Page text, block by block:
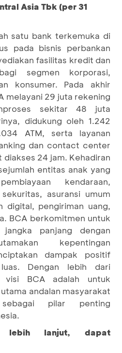
Asia Tbk (per 31
satu bank terkemuka di
pada bisnis perbankan
fasilitas kredit dan
segmen korporasi,
konsumer. Pada akhir
melayani 29 juta rekening
sekitar 48 juta
didukung oleh 1.242
ATM, serta layanan
dan contact center
diakses 24 jam. Kehadiran
entitas anak yang
kendaraan,
asuransi umum
digital, pengiriman uang,
BCA berkomitmen untuk
jangka panjang dengan
kepentingan
dampak positif
Dengan lebih dari
visi BCA adalah untuk
andalan masyarakat
pilar penting
lebih lanjut, dapat